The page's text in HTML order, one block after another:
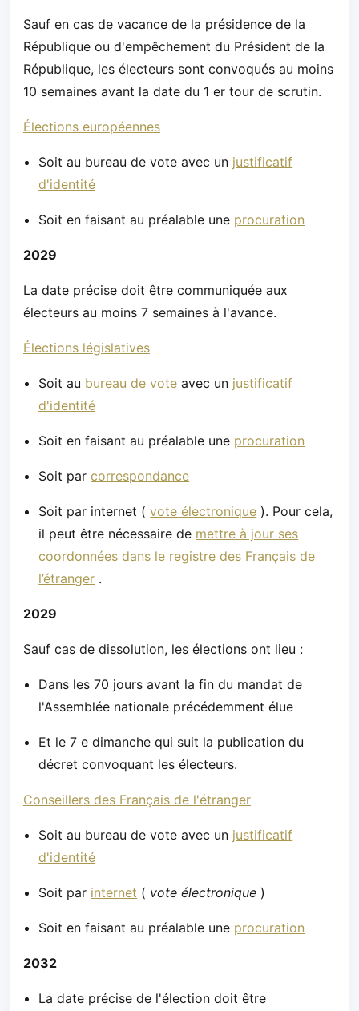
Sauf en cas de vacance de la présidence de la
République ou d'empêchement du Président de la
République, les électeurs sont convoqués au moins
10 semaines avant la date du 1 er tour de scrutin.
Élections européennes
Soit au bureau de vote avec un justificatif
d'identité
Soit en faisant au préalable une procuration
2029
La date précise doit être communiquée aux
électeurs au moins 7 semaines à l'avance.
Élections législatives
Soit au bureau de vote avec un justificatif
d'identité
Soit en faisant au préalable une procuration
Soit parcorrespondance
Soit par internet (vote électronique ). Pour cela,
il peut être nécessaire de mettre à jour ses
coordonnées dans le registre des Français de
l’étranger .
2029
Sauf cas de dissolution, les élections ont lieu :
Dans les 70 jours avant la fin du mandat de
l'Assemblée nationale précédemment élue
Et le 7 e dimanche qui suit la publication du
décret convoquant les électeurs.
Conseillers des Français de l'étranger
Soit au bureau de vote avec un justificatif
d'identité
Soit par internet ( vote électronique )
Soit en faisant au préalable une procuration
2032
La date précise de l'élection doit être